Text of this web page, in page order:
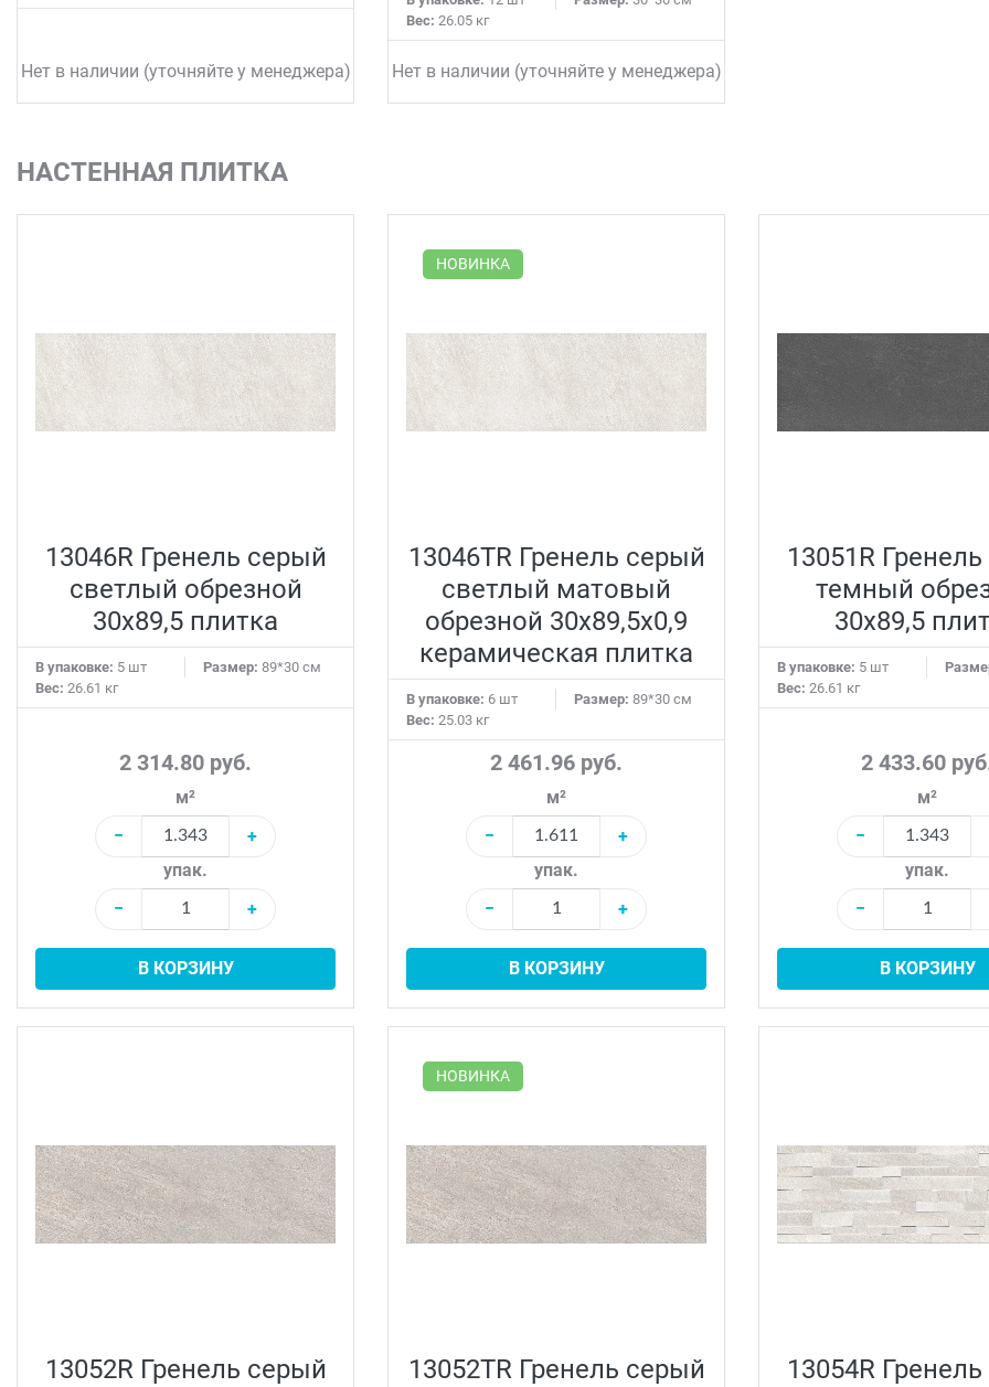
Нет в наличии (уточняйте у менеджера)
Вес: 26.05 кг
Нет в наличии (уточняйте у менеджера)
НАСТЕННАЯ ПЛИТКА
13046R Гренель серый
светлый обрезной
30x89,5 плитка
В упаковке: 5 шт Размер: 89*30 см
Вес: 26.61 кг
2 314.80 руб.
м²
−
+
упак.
−
+
В КОРЗИНУ
НОВИНКА
13046TR Гренель серый
светлый матовый
обрезной 30x89,5x0,9
керамическая плитка
В упаковке: 6 шт Размер: 89*30 см
Вес: 25.03 кг
2 461.96 руб.
м²
−
+
упак.
−
+
В КОРЗИНУ
13051R
темный
30x89,5
В упаковке: 5 шт
Вес: 26.61 кг
2 433.60
м²
−
упак.
−
В КОРЗИНУ
13052R Гренель серый
НОВИНКА
13052TR Гренель серый
13054R